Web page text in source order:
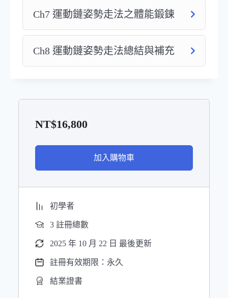
Ch7 運動鏈姿勢走法之體能鍛鍊
Ch8 運動鏈姿勢走法總結與補充
NT$16,800
加入購物車
初學者
3 註冊總數
2025 年 10 月 22 日 最後更新
註冊有效期限：永久
結業證書